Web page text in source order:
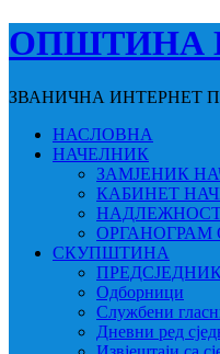
ОПШТИНА
ЗВАНИЧНА ИНТЕРНЕТ
НАСЛОВНА
НАЧЕЛНИК
ЗАМЈЕНИК
КАБИНЕТ
СКУПШТИНА
Одборници
Службени
Дневни ред